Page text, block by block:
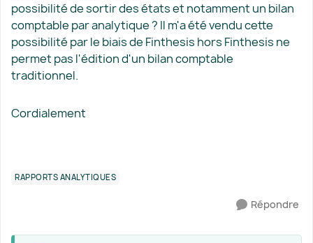
possibilité de sortir des états et notamment un bilan
comptable par analytique ? Il m'a été vendu cette
possibilité par le biais de Finthesis hors Finthesis ne
permet pas l'édition d'un bilan comptable
traditionnel.
Cordialement
RAPPORTS ANALYTIQUES
Répondre